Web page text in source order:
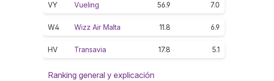
VY Vueling 56.9 7.0
W4 Wizz Air Malta 11.8 6.9
HV Transavia 17.8 5.1
Ranking general y explicación